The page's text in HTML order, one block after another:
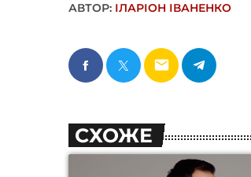
АВТОР: ІЛАРІОН ІВАНЕНКО
email
СХОЖЕ